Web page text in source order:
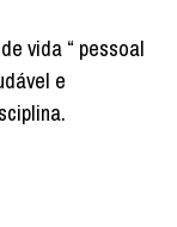
vida “ pessoal
e